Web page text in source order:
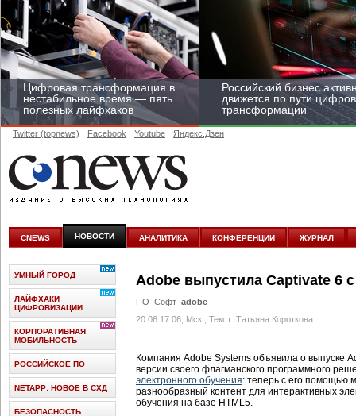
Цифровая трансформация в
нестабильное время — пять
полезных лайфхаков
Российский бизнес
движется по пути
трансформации
цифровизироваться со
скоростью крупных
корпораций
Twitter (topnews) Facebook Youtube Яндекс.Дзен
CNEWS НОВОСТИ АНАЛИТИКА КОНФЕРЕНЦИИ ЖУРНАЛ
Adobe выпустила Captivate 6
ПО Софт adobe
20.06 17:06, Мск , Текст: Татьяна Короткова
Компания Adobe Systems объявила о выпуске
версии своего флагманского программного
электронного обучения: теперь с его помощью
разнообразный контент для интерактивных
обучения на базе HTML5.
УМНЫЙ ГОРОД
ЛАЙФХАКИ
ЦИФРОВИЗАЦИИ
КОРПОРАТИВНАЯ
МОБИЛЬНОСТЬ
РОССИЙСКОЕ ПО
NETAPP: НОВОЕ В СХД
БЕЗОПАСНОСТЬ